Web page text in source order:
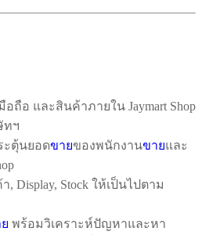
ถือ และสินค้าภายใน Jaymart Shop
ทฯ
ะตุ้นยอดขายของพนักงานขายและ
Display, Stock ให้เป็นไปตาม
พร้อมวิเคราะห์ปัญหาและหา